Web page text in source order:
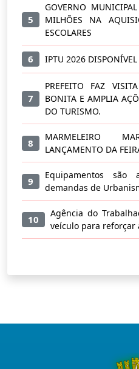
5
GOVERNO
MILHÕES NA
ESCOLARES
6 IPTU 2026 DISPONÍVEL
7
PREFEITO FAZ
BONITA E AMPLIA
DO TURISMO.
8
MARMELEIRO
LANÇAMENTO DA
9
Equipamentos são
demandas de
10
Agência do
veículo para reforçar